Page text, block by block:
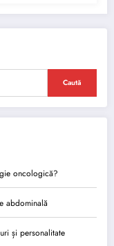
Caută
oncologică?
abdominală
și personalitate